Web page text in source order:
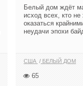
Белый дом ждёт
исход всех, кто не
оказаться
неудачи эпохи
США БЕЛЫЙ ДОМ
65